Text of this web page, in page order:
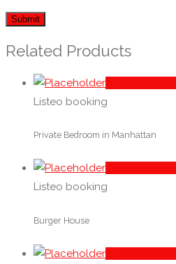
Related Products
Listeo booking
Private Bedroom in Manhattan
Listeo booking
Burger House